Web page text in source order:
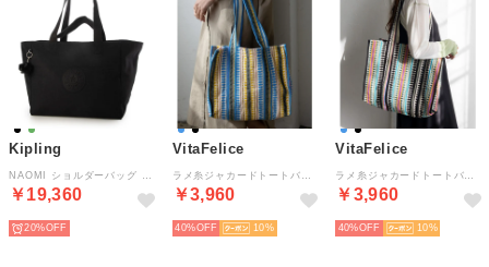
Kipling
￥19,360
20%
VitaFelice
￥3,960
40% 10
VitaFelice
￥3,960
40% 10